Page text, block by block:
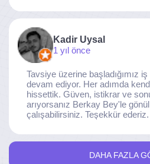
Kadir Uysal
1 yıl önce
Tavsiye üzerine başladığımız
devam ediyor. Her adımda
hissettik. Güven, istikrar ve
arıyorsanız Berkay Bey'le gönül
çalışabilirsiniz. Teşekkür ederiz.
DAHA FAZLA